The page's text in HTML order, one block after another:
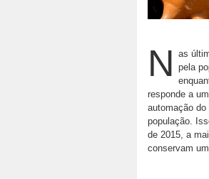
N
as
pela
responde a
automação
população.
de 2015, a
conservam